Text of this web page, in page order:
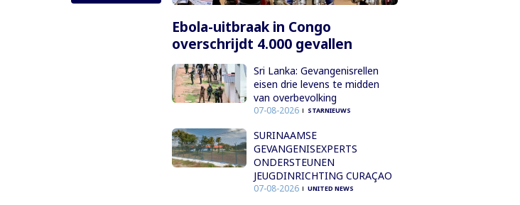
Ebola-uitbraak in Congo
overschrijdt 4.000 gevallen
Sri Lanka: Gevangenisrellen
eisen drie levens te midden
van overbevolking
07-08-2026 STARNIEUWS
SURINAAMSE
GEVANGENISEXPERTS
ONDERSTEUNEN
JEUGDINRICHTING CURAÇAO
07-08-2026 UNITED NEWS